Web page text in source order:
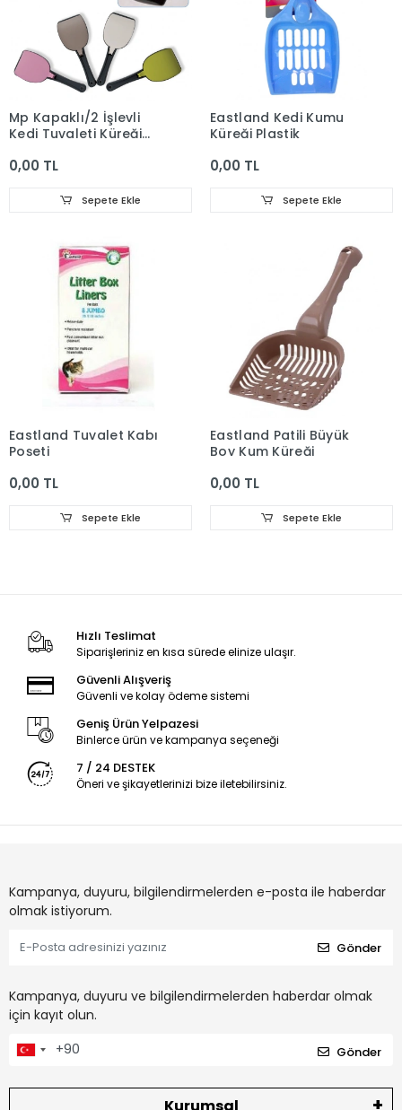
Mp Kapaklı/2 İşlevli
Kedi Tuvaleti Küreği
0,00 TL
Sepete Ekle
Eastland Kedi Kumu
Küreği Plastik
0,00 TL
Sepete Ekle
Eastland Tuvalet Kabı
Poşeti
0,00 TL
Sepete Ekle
Eastland Patili Büyük
Boy Kum Küreği
0,00 TL
Sepete Ekle
Hızlı Teslimat
Siparişleriniz en kısa sürede elinize ulaşır.
Güvenli Alışveriş
Güvenli ve kolay ödeme sistemi
Geniş Ürün Yelpazesi
Binlerce ürün ve kampanya seçeneği
7 / 24 DESTEK
Öneri ve şikayetlerinizi bize iletebilirsiniz.
Kampanya, duyuru, bilgilendirmelerden e-posta ile haberdar
olmak istiyorum.
Gönder
Kampanya, duyuru ve bilgilendirmelerden haberdar olmak
için kayıt olun.
Gönder
Kurumsal